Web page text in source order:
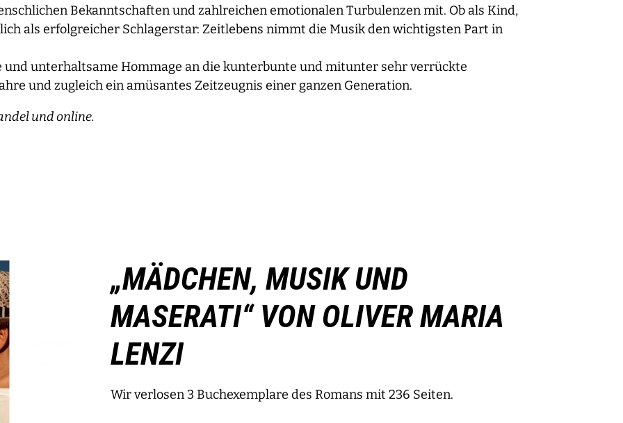
Bekanntschaften und zahlreichen emotionalen Turbulenzen mit. Ob als Kind,
als erfolgreicher Schlagerstar: Zeitlebens nimmt die Musik den wichtigsten Part in
und unterhaltsame Hommage an die kunterbunte und mitunter sehr verrückte
und zugleich ein amüsantes Zeitzeugnis einer ganzen Generation.
und online.
„MÄDCHEN, MUSIK UND
MASERATI“ VON OLIVER MARIA
LENZI
Wir verlosen 3 Buchexemplare des Romans mit 236 Seiten.